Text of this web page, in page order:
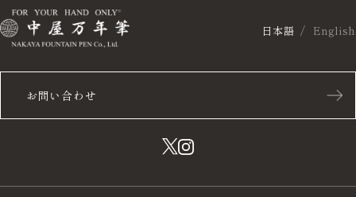
お問い合わせ
日本語 English